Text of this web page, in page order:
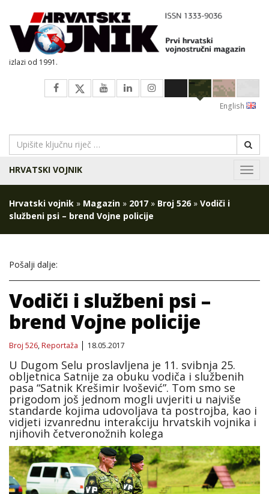
izlazi od 1991.
English
HRVATSKI VOJNIK
Hrvatski vojnik » Magazin » 2017 » Broj 526 » Vodiči i
službeni psi – brend Vojne policije
Pošalji dalje:
Vodiči i službeni psi –
brend Vojne policije
Broj 526,Reportaža 18.05.2017
U Dugom Selu proslavljena je 11. svibnja 25.
obljetnica Satnije za obuku vodiča i službenih
pasa “Satnik Krešimir Ivošević”. Tom smo se
prigodom još jednom mogli uvjeriti u najviše
standarde kojima udovoljava ta postrojba, kao i
vidjeti izvanrednu interakciju hrvatskih vojnika i
njihovih četveronožnih kolega